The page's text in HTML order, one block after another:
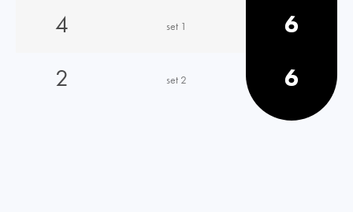
4 set 1
6
2
set 2 6